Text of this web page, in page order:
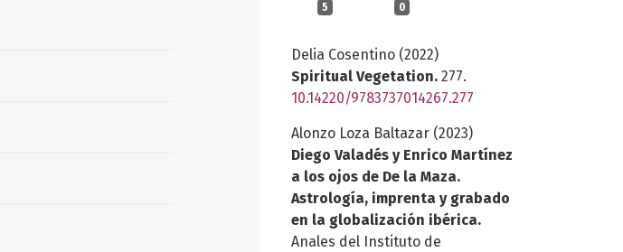
5 0
Delia Cosentino (2022)
Spiritual Vegetation. 277.
10.14220/9783737014267.277
Alonzo Loza Baltazar (2023)
Diego Valadés y Enrico Martínez
a los ojos de De la Maza.
Astrología, imprenta y grabado
en la globalización ibérica.
Anales del Instituto de